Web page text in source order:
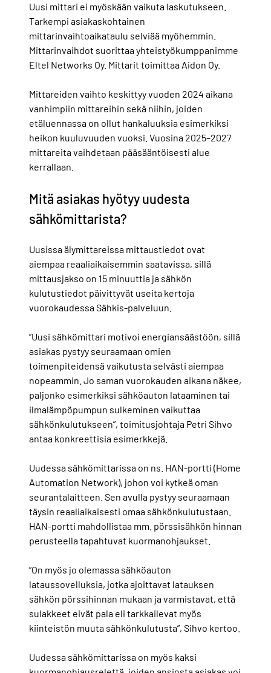
Uusi mittari ei myöskään vaikuta laskutukseen.
Tarkempi asiakaskohtainen
mittarinvaihtoaikataulu selviää myöhemmin.
Mittarinvaihdot suorittaa yhteistyökumppanimme
Eltel Networks Oy. Mittarit toimittaa Aidon Oy.
Mittareiden vaihto keskittyy vuoden 2024 aikana
vanhimpiin mittareihin sekä niihin, joiden
etäluennassa on ollut hankaluuksia esimerkiksi
heikon kuuluvuuden vuoksi. Vuosina 2025–2027
mittareita vaihdetaan pääsääntöisesti alue
kerrallaan.
Mitä asiakas hyötyy uudesta
sähkömittarista?
Uusissa älymittareissa mittaustiedot ovat
aiempaa reaaliaikaisemmin saatavissa, sillä
mittausjakso on 15 minuuttia ja sähkön
kulutustiedot päivittyvät useita kertoja
vuorokaudessa Sähkis-palveluun.
”Uusi sähkömittari motivoi energiansäästöön, sillä
asiakas pystyy seuraamaan omien
toimenpiteidensä vaikutusta selvästi aiempaa
nopeammin. Jo saman vuorokauden aikana näkee,
paljonko esimerkiksi sähköauton lataaminen tai
ilmalämpöpumpun sulkeminen vaikuttaa
sähkönkulutukseen”, toimitusjohtaja Petri Sihvo
antaa konkreettisia esimerkkejä.
Uudessa sähkömittarissa on ns. HAN-portti (Home
Automation Network), johon voi kytkeä oman
seurantalaitteen. Sen avulla pystyy seuraamaan
täysin reaaliaikaisesti omaa sähkönkulutustaan.
HAN-portti mahdollistaa mm. pörssisähkön hinnan
perusteella tapahtuvat kuormanohjaukset.
”On myös jo olemassa sähköauton
lataussovelluksia, jotka ajoittavat latauksen
sähkön pörssihinnan mukaan ja varmistavat, että
sulakkeet eivät pala eli tarkkailevat myös
kiinteistön muuta sähkönkulutusta”, Sihvo kertoo.
Uudessa sähkömittarissa on myös kaksi